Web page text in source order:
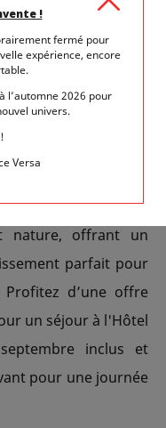
niques, des
profiter d'un
parisienne. Ce
nature, offrant un
parfait pour
d’une offre
un séjour à l'Hôtel
inclus et
pour une journée
!
fermé pour
expérience, encore
l’automne 2026 pour
univers.
Versa